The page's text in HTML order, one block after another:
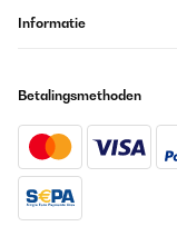
Amazon-Benutzer
uns viele
Partner
Informatie
Betalingsmethoden